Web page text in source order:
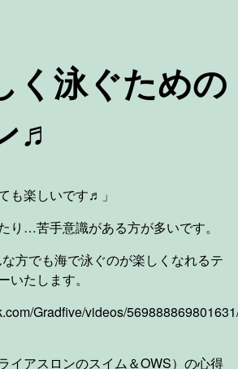
く泳ぐための
♬
も楽しいです♬」
り…苦手意識がある方が多いです。
方でも海で泳ぐのが楽しくなれるテ
いたします。
Gradfive/videos/
イアスロンのスイム＆OWS）の心得